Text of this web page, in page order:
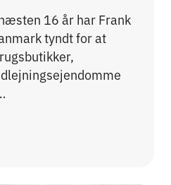
16 år har Frank
tyndt for at